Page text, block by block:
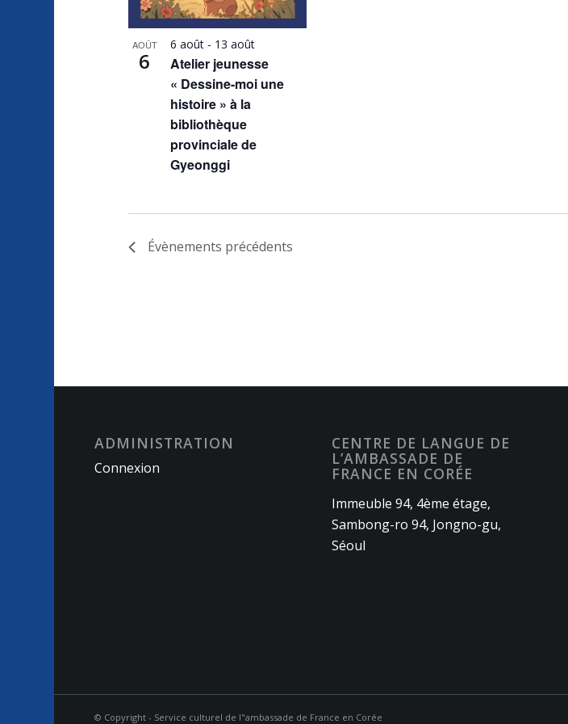
avec
résultats
AOÛT
6
Atelier jeunesse
« Dessine-moi une
histoire » à la
bibliothèque
provinciale de
Gyeonggi
6 août - 13 août
Évènements précédents
ADMINISTRATION
Connexion
CENTRE DE LANGUE DE
L’AMBASSADE DE
FRANCE EN CORÉE
Immeuble 94, 4ème étage,
Sambong-ro 94, Jongno-gu,
Séoul
© Copyright - Service culturel de l"ambassade de France en Corée